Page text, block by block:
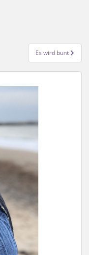
Es wird bunt